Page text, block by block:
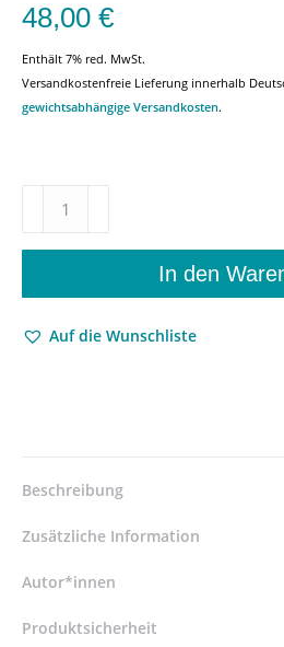
48,00 €
Enthält 7% red. MwSt.
Versandkostenfreie Lieferung innerhalb
gewichtsabhängige Versandkosten.
–
Beelmann
3-
4260-
/
3-
In den
Auf die Wunschliste
Beschreibung
Zusätzliche Information
Autor*innen
Produktsicherheit